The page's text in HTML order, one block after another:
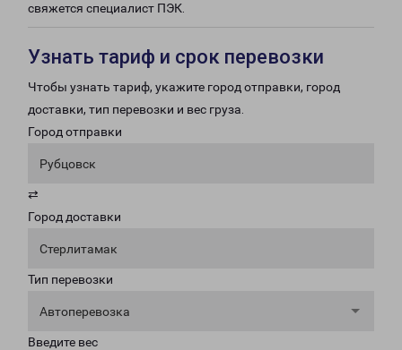
свяжется специалист ПЭК.
Узнать тариф и срок перевозки
Чтобы узнать тариф, укажите город отправки, город
доставки, тип перевозки и вес груза.
Город отправки
Рубцовск
⇄
Город доставки
Стерлитамак
Тип перевозки
Автоперевозка
Введите вес